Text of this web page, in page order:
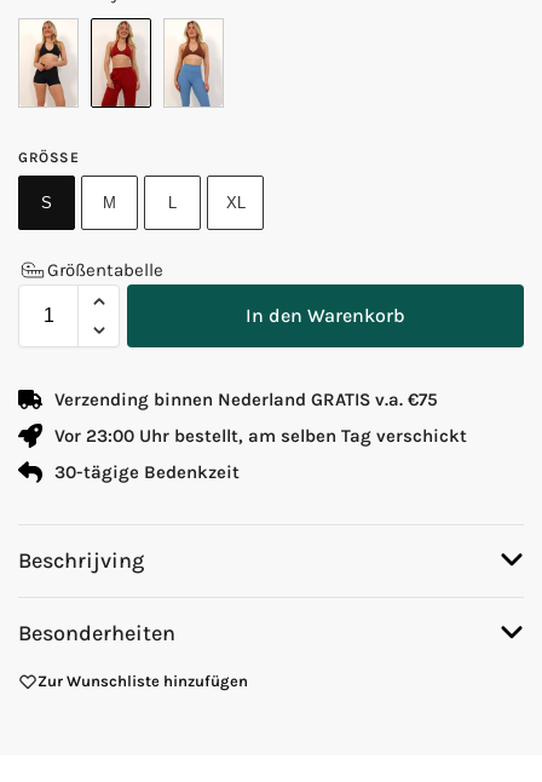
GRÖSSE
S M L XL
Größentabelle
In den Warenkorb
Verzending binnen Nederland GRATIS v.a. €75
Vor 23:00 Uhr bestellt, am selben Tag verschickt
30-tägige Bedenkzeit
Beschrijving
Besonderheiten
Zur Wunschliste hinzufügen